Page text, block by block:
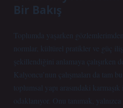
Bir Bakış
Toplumda yaşarken gözlemlerimden
normlar, kültürel pratikler ve güç
şekillendiğini anlamaya çalışırken
Kalyoncu’nun çalışmaları da tam
toplumsal yapı arasındaki
odaklanıyor. Onu tanımak, yalnızca